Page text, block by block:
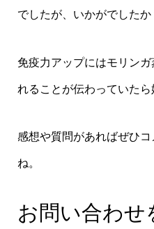
でしたが、いかがでしたか
免疫力アップにはモリン
れることが伝わっていたら
感想や質問があればぜひ
ね。
お問い合わせ